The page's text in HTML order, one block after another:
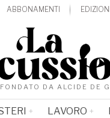
ABBONAMENTI
DA ALCIDE DE
LAVORO